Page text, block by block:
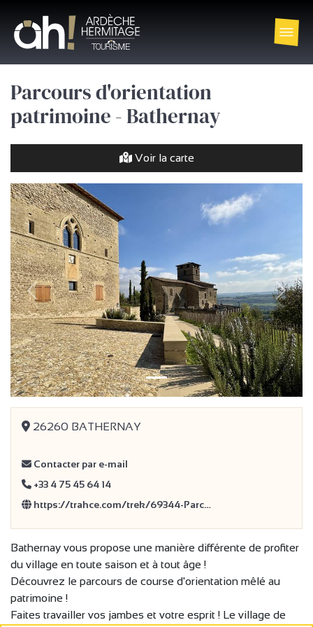
Parcours d'orientation
patrimoine - Bathernay
Voir la carte
précédent
26260 BATHERNAY
Contacter par e-mail
+33 4 75 45 64 14
https://trahce.com/trek/69344-Parc…
Bathernay vous propose une manière différente de profiter
du village en toute saison et à tout âge !
Découvrez le parcours de course d'orientation mêlé au
patrimoine !
Faites travailler vos jambes et votre esprit ! Le village de